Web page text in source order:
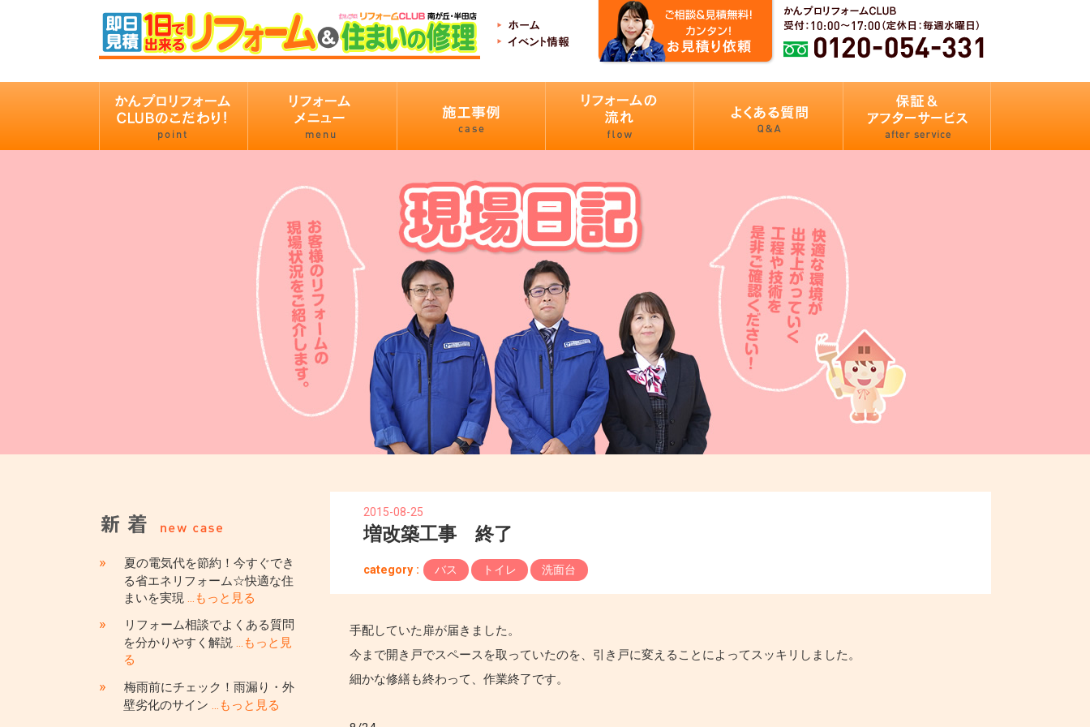
2015-08-25
増改築工事 終了
category : バス トイレ 洗面台
手配していた扉が届きました。
今まで開き戸でスペースを取っていたのを、引き戸に変えることによってスッキリしました。
細かな修繕も終わって、作業終了です。
»
夏の電気代を節約！今すぐでき
る省エネリフォーム☆快適な住
まいを実現…もっと見る
»
リフォーム相談でよくある質問
を分かりやすく解説…もっと見
る
»
梅雨前にチェック！雨漏り・外
壁劣化のサイン…もっと見る